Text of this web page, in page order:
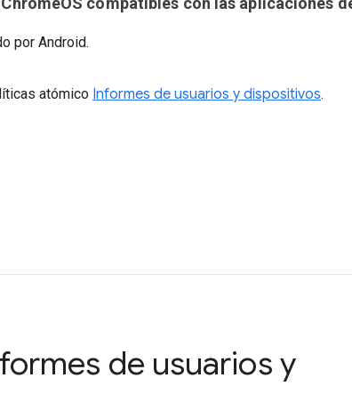
por Android.
atómico Informes de usuarios y dispositivos.
de usuarios y